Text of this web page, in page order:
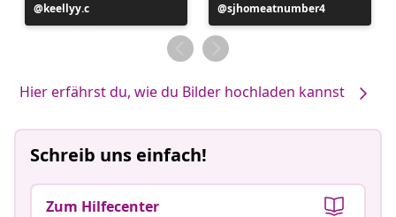
Beitrag
veröffentlicht
keellyy.c
Beitrag
veröffentlicht
von
sjhomeatnumber4
Hier erfährst du, wie du Bilder hochladen kannst
Schreib uns einfach!
Zum Hilfecenter